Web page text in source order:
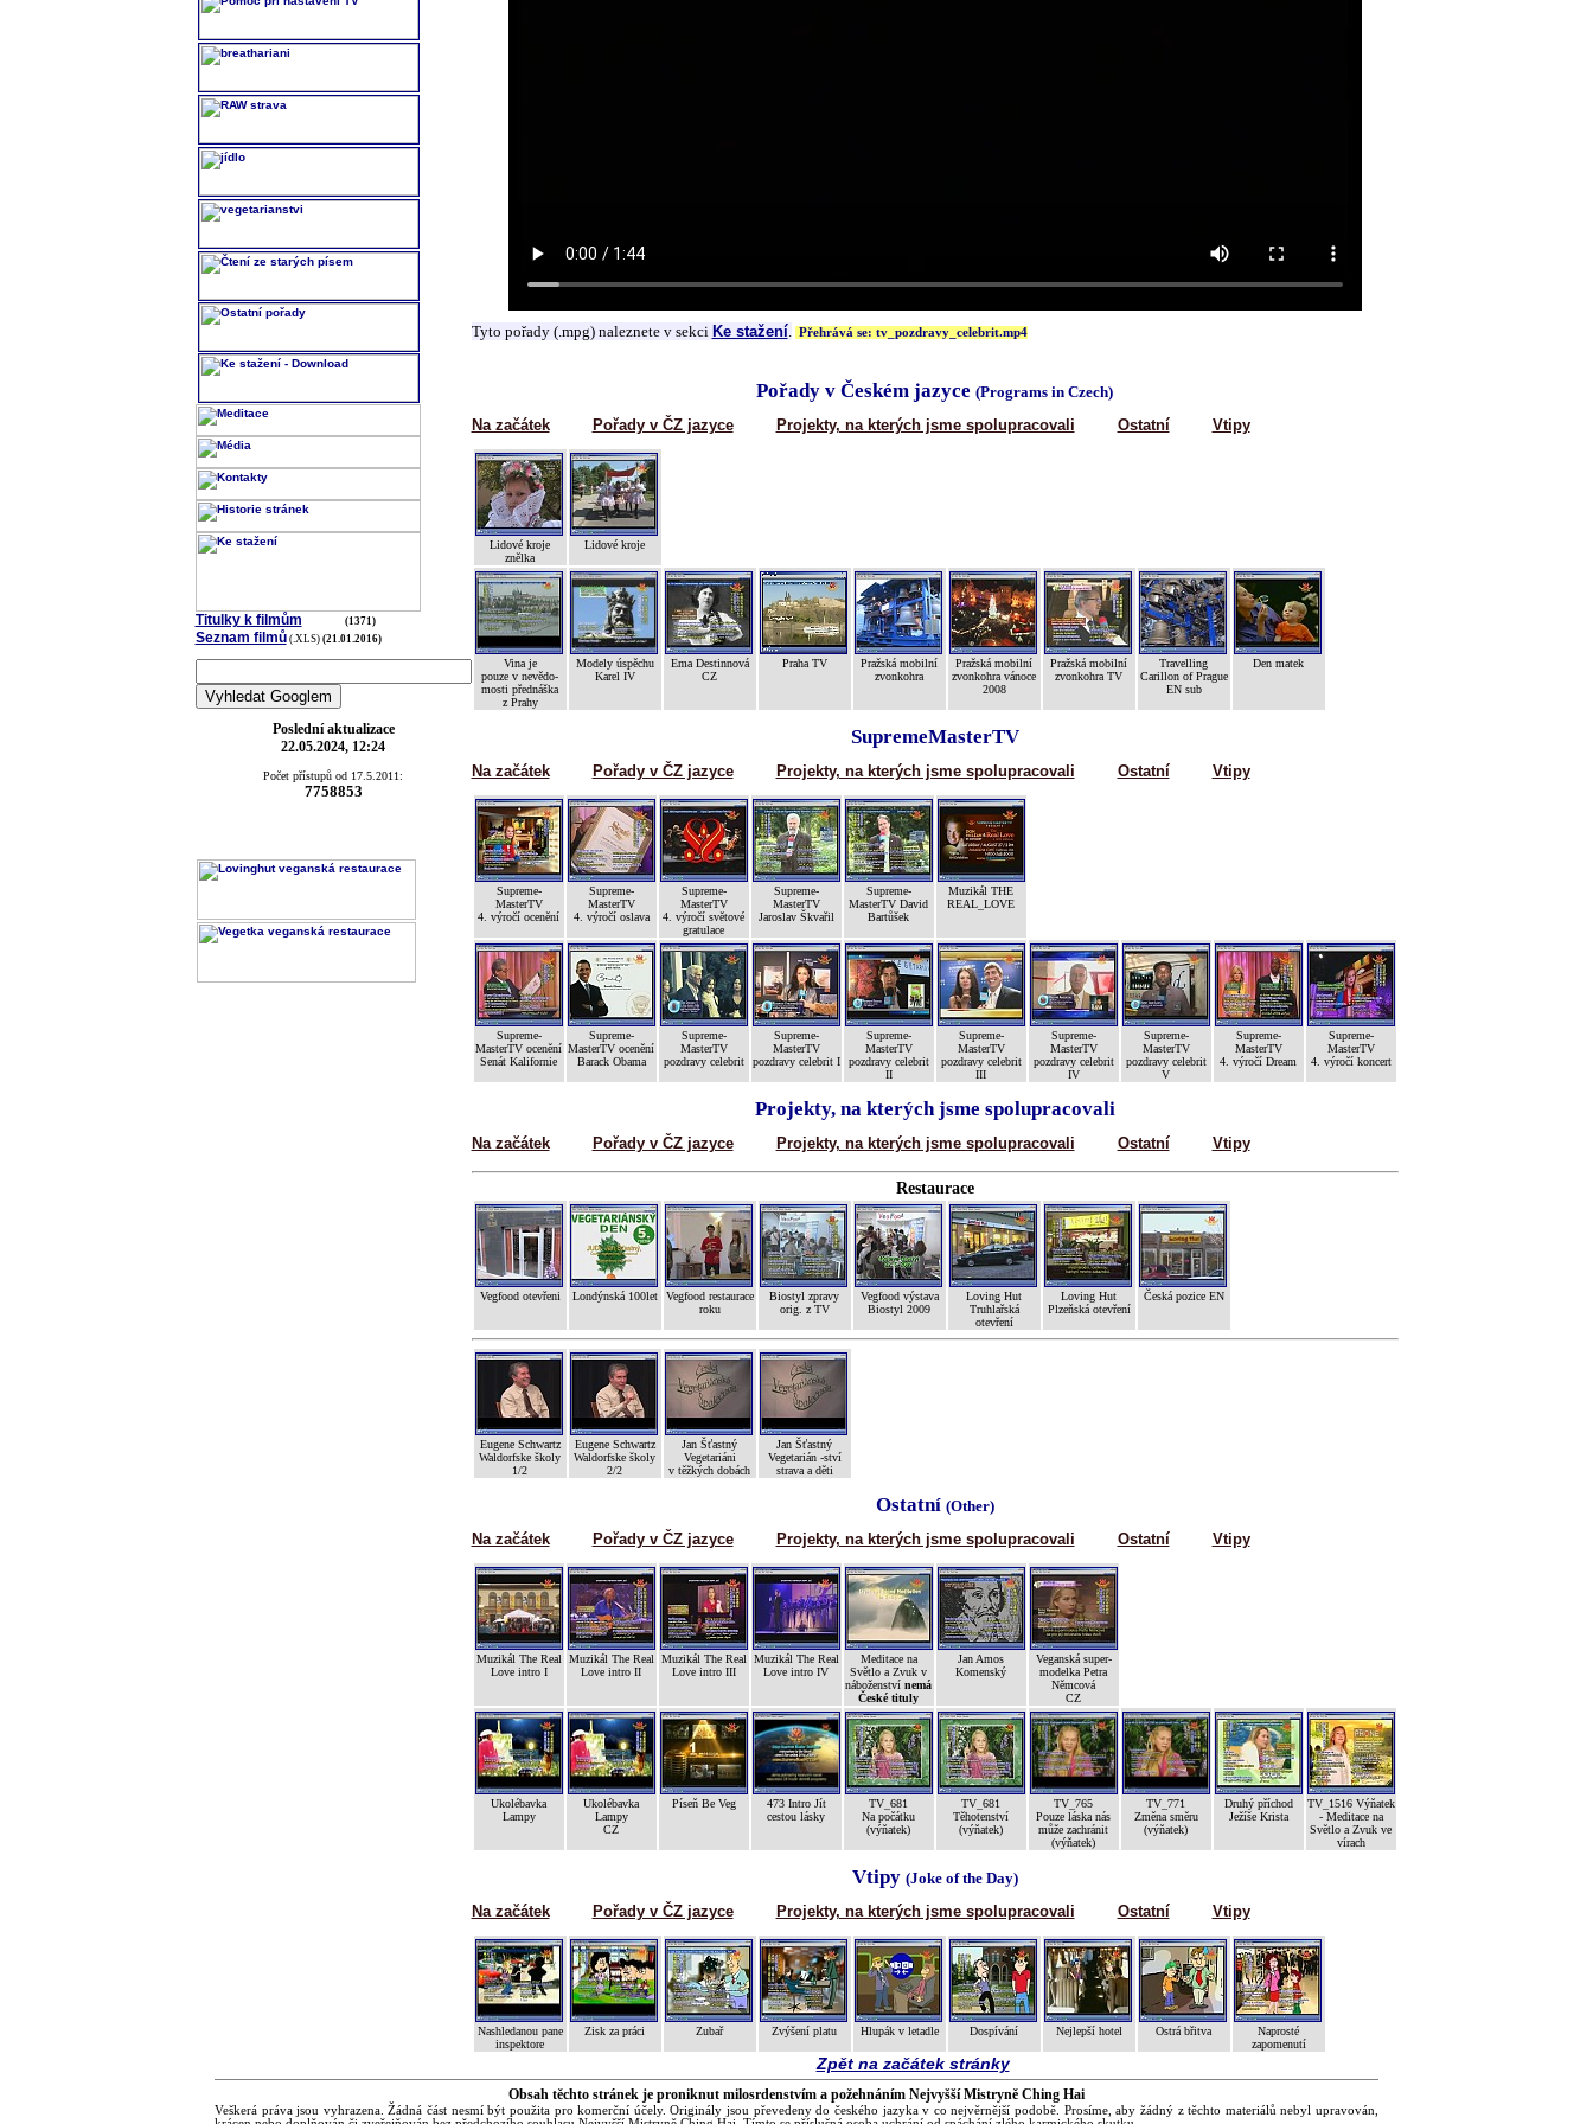
Titulky k filmům (1371)
Seznam filmů (.XLS) (21.01.2016)
Poslední aktualizace
22.05.2024, 12:24
Počet přístupů od 17.5.2011:
7758853
Tyto pořady (.mpg) naleznete v sekci Ke stažení. Přehrává se: tv_pozdravy_celebrit.mp4
Pořady v Českém jazyce (Programs in Czech)
Na začátek
Pořady v ČZ jazyce Projekty, na kterých jsme spolupracovali Ostatní Vtipy
Lidové kroje
znělka
Lidové kroje
Vina je
pouze v nevědo-
mosti přednáška
z Prahy
Modely úspěchu
Karel IV
Ema Destinnová
CZ
Praha TV
Pražská mobilní
zvonkohra
Pražská mobilní
zvonkohra vánoce
2008
Pražská mobilní
zvonkohra TV
Travelling
Carillon of Prague
EN sub
Den matek
SupremeMasterTV
Na začátek Pořady v ČZ jazyce Projekty, na kterých jsme spolupracovali Ostatní Vtipy
Supreme-
MasterTV
4. výročí ocenění
Supreme-
MasterTV
4. výročí oslava
Supreme-
MasterTV
4. výročí světové
gratulace
Supreme-
MasterTV
Jaroslav Škvařil
Supreme-
MasterTV David
Bartůšek
Muzikál THE
REAL_LOVE
Supreme-
MasterTV ocenění
Senát Kalifornie
Supreme-
MasterTV ocenění
Barack Obama
Supreme-
MasterTV
pozdravy celebrit
Supreme-
MasterTV
pozdravy celebrit I
Supreme-
MasterTV
pozdravy celebrit
II
Supreme-
MasterTV
pozdravy celebrit
III
Supreme-
MasterTV
pozdravy celebrit
IV
Supreme-
MasterTV
pozdravy celebrit
V
Supreme-
MasterTV
4. výročí Dream
Supreme-
MasterTV
4. výročí koncert
Projekty, na kterých jsme spolupracovali
Na začátek Pořady v ČZ jazyce Projekty, na kterých jsme spolupracovali Ostatní Vtipy
Restaurace
Vegfood otevřeni Londýnská 100let
Vegfood restaurace
roku
Biostyl zpravy
orig. z TV
Vegfood výstava
Biostyl 2009
Loving Hut
Truhlařská
otevření
Loving Hut
Plzeňská otevření
Česká pozice EN
Eugene Schwartz
Waldorfske školy
1/2
Eugene Schwartz
Waldorfske školy
2/2
Jan Šťastný
Vegetariáni
v těžkých dobách
Jan Šťastný
Vegetarián -ství
strava a děti
Ostatní (Other)
Na začátek
Pořady v ČZ jazyce Projekty, na kterých jsme spolupracovali Ostatní Vtipy
Muzikál The Real
Love intro I
Muzikál The Real
Love intro II
Muzikál The Real
Love intro III
Muzikál The Real
Love intro IV
Meditace na
Světlo a Zvuk v
náboženství nemá
České tituly
Jan Amos
Komenský
Veganská super-
modelka Petra
Němcová
CZ
Ukolébavka
Lampy
Ukolébavka
Lampy
CZ
Píseň Be Veg
473 Intro Jít
cestou lásky
TV_681
Na počátku
(výňatek)
TV_681
Těhotenství
(výňatek)
TV_765
Pouze láska nás
může zachránit
(výňatek)
TV_771
Změna směru
(výňatek)
Druhý příchod
Ježíše Krista
TV_1516 Výňatek
- Meditace na
Světlo a Zvuk ve
vírach
Vtipy (Joke of the Day)
Na začátek
Pořady v ČZ jazyce Projekty, na kterých jsme spolupracovali Ostatní Vtipy
Nashledanou pane
inspektore
Zisk za práci Zubař Zvýšení platu Hlupák v letadle Dospívání Nejlepší hotel Ostrá břitva
Naprosté
zapomenutí
Zpět na začátek stránky
Obsah těchto stránek je proniknut milosrdenstvím a požehnáním Nejvyšší Mistryně Ching Hai
Veškerá práva jsou vyhrazena. Žádná část nesmí být použita pro komerční účely. Originály jsou převedeny do českého jazyka v co nejvěrnější podobě. Prosíme, aby žádný z těchto materiálů nebyl upravován,